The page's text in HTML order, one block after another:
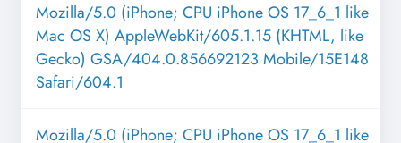
Mozilla/5.0 (iPhone; CPU iPhone OS 17_6_1 like
Mac OS X) AppleWebKit/605.1.15 (KHTML, like
Gecko) GSA/404.0.856692123 Mobile/15E148
Safari/604.1
Mozilla/5.0 (iPhone; CPU iPhone OS 17_6_1 like